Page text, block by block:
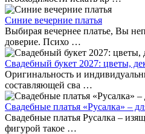
Синие вечерние платья
Выбирая вечернее платье, Вы
доверие. Психо …
Свадебный букет 2027: цветы,
Оригинальность и
составляющей сва …
Свадебные платья «Русалка» –
Свадебные платья Русалка –
фигурой такое …